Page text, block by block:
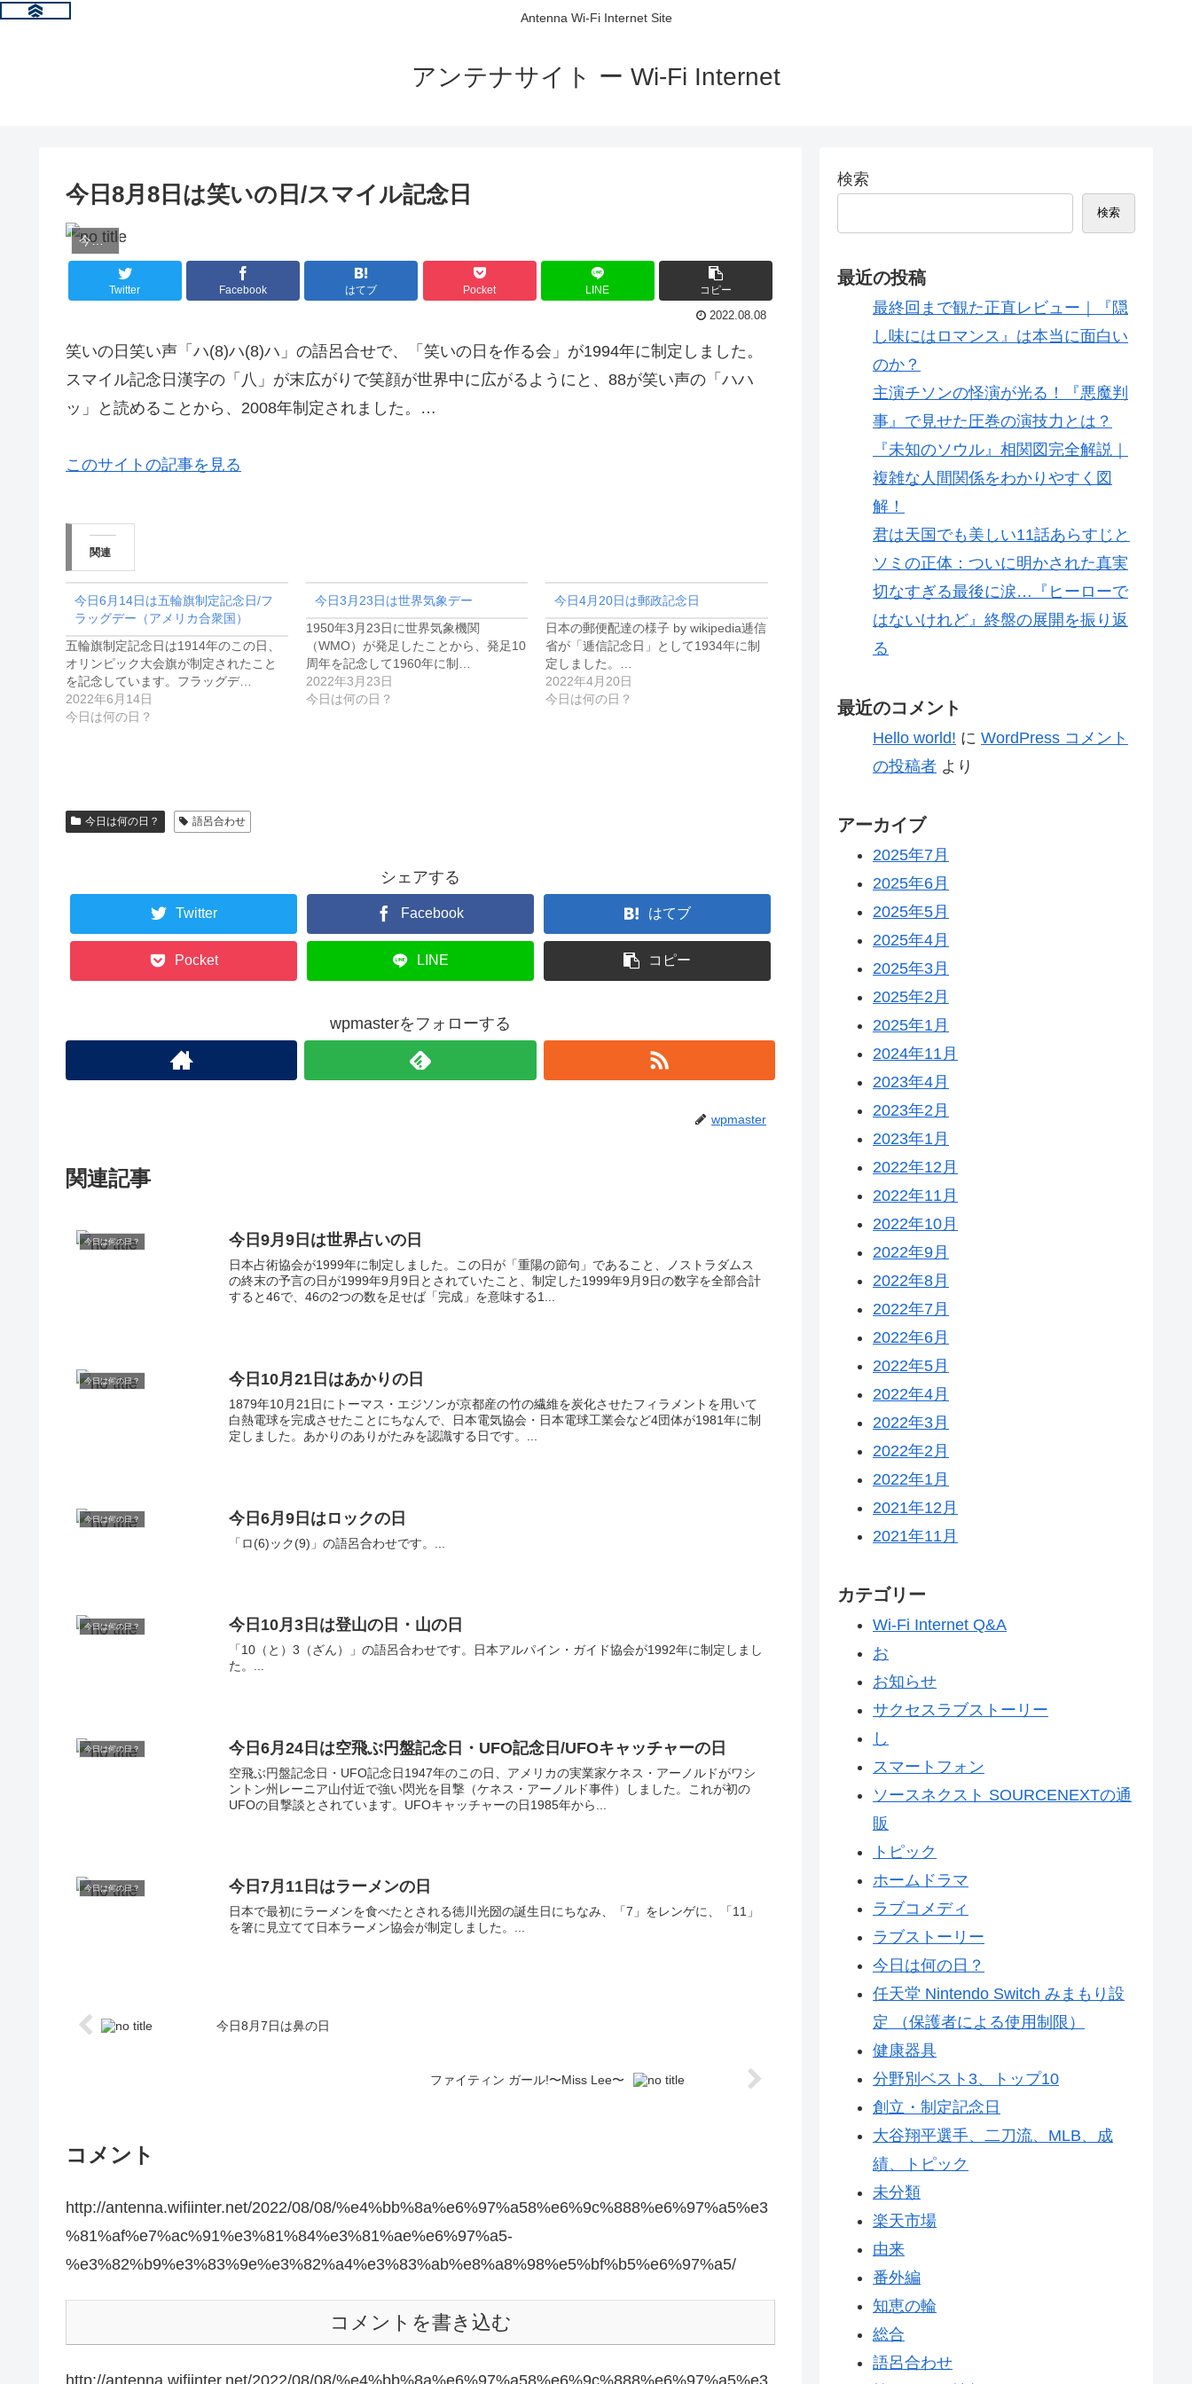
Antenna Wi-Fi Internet Site
アンテナサイト ー Wi-Fi Internet
今日8月8日は笑いの日/スマイル記念日
今日は何の日？
Twitter Facebook はてブ Pocket LINE コピー
2022.08.08
笑いの日笑い声「ハ(8)ハ(8)ハ」の語呂合せで、「笑いの日を作る会」が1994年に制定しました。
スマイル記念日漢字の「八」が末広がりで笑顔が世界中に広がるようにと、88が笑い声の「ハハ
ッ」と読めることから、2008年制定されました。…
このサイトの記事を見る
関連
今日6月14日は五輪旗制定記念日/フ
ラッグデー（アメリカ合衆国）
五輪旗制定記念日は1914年のこの日、
オリンピック大会旗が制定されたこと
を記念しています。フラッグデ…
2022年6月14日
今日は何の日？
今日3月23日は世界気象デー
1950年3月23日に世界気象機関
（WMO）が発足したことから、発足10
周年を記念して1960年に制…
2022年3月23日
今日は何の日？
今日4月20日は郵政記念日
日本の郵便配達の様子 by wikipedia逓信
省が「逓信記念日」として1934年に制
定しました。…
2022年4月20日
今日は何の日？
今日は何の日？ 語呂合わせ
シェアする
Twitter Facebook はてブ
Pocket LINE コピー
wpmasterをフォローする
wpmaster
関連記事
今日は何の日？ 今日9月9日は世界占いの日
日本占術協会が1999年に制定しました。この日が「重陽の節句」であること、ノストラダムス
の終末の予言の日が1999年9月9日とされていたこと、制定した1999年9月9日の数字を全部合計
すると46で、46の2つの数を足せば「完成」を意味する1...
今日は何の日？ 今日10月21日はあかりの日
1879年10月21日にトーマス・エジソンが京都産の竹の繊維を炭化させたフィラメントを用いて
白熱電球を完成させたことにちなんで、日本電気協会・日本電球工業会など4団体が1981年に制
定しました。あかりのありがたみを認識する日です。...
今日は何の日？ 今日6月9日はロックの日
「ロ(6)ック(9)」の語呂合わせです。...
今日は何の日？ 今日10月3日は登山の日・山の日
「10（と）3（ざん）」の語呂合わせです。日本アルパイン・ガイド協会が1992年に制定しまし
た。...
今日は何の日？ 今日6月24日は空飛ぶ円盤記念日・UFO記念日/UFOキャッチャーの日
空飛ぶ円盤記念日・UFO記念日1947年のこの日、アメリカの実業家ケネス・アーノルドがワシ
ントン州レーニア山付近で強い閃光を目撃（ケネス・アーノルド事件）しました。これが初の
UFOの目撃談とされています。UFOキャッチャーの日1985年から...
今日は何の日？ 今日7月11日はラーメンの日
日本で最初にラーメンを食べたとされる徳川光圀の誕生日にちなみ、「7」をレンゲに、「11」
を箸に見立てて日本ラーメン協会が制定しました。...
今日8月7日は鼻の日
ファイティン ガール!〜Miss Lee〜
コメント
http://antenna.wifiinter.net/2022/08/08/%e4%bb%8a%e6%97%a58%e6%9c%888%e6%97%a5%e3
%81%af%e7%ac%91%e3%81%84%e3%81%ae%e6%97%a5-
%e3%82%b9%e3%83%9e%e3%82%a4%e3%83%ab%e8%a8%98%e5%bf%b5%e6%97%a5/
コメントを書き込む
検索
検索
最近の投稿
最終回まで観た正直レビュー｜『隠
し味にはロマンス』は本当に面白い
のか？
主演チソンの怪演が光る！『悪魔判
事』で見せた圧巻の演技力とは？
『未知のソウル』相関図完全解説｜
複雑な人間関係をわかりやすく図
解！
君は天国でも美しい11話あらすじと
ソミの正体：ついに明かされた真実
切なすぎる最後に涙…『ヒーローで
はないけれど』終盤の展開を振り返
る
最近のコメント
Hello world! に WordPress コメント
の投稿者 より
アーカイブ
2025年7月
2025年6月
2025年5月
2025年4月
2025年3月
2025年2月
2025年1月
2024年11月
2023年4月
2023年2月
2023年1月
2022年12月
2022年11月
2022年10月
2022年9月
2022年8月
2022年7月
2022年6月
2022年5月
2022年4月
2022年3月
2022年2月
2022年1月
2021年12月
2021年11月
カテゴリー
Wi-Fi Internet Q&A
お
お知らせ
サクセスラブストーリー
し
スマートフォン
ソースネクスト SOURCENEXTの通
販
トピック
ホームドラマ
ラブコメディ
ラブストーリー
今日は何の日？
任天堂 Nintendo Switch みまもり設
定 （保護者による使用制限）
健康器具
分野別ベスト3、トップ10
創立・制定記念日
大谷翔平選手、二刀流、MLB、成
績、トピック
未分類
楽天市場
由来
番外編
知恵の輪
総合
語呂合わせ